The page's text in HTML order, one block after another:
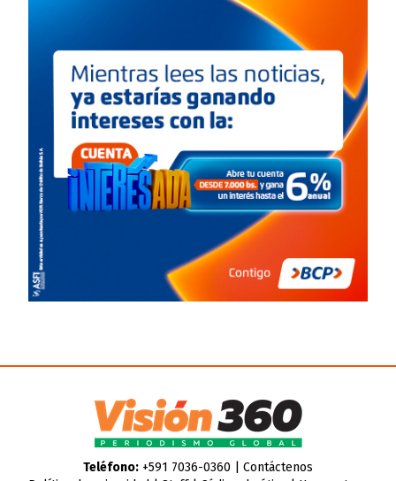
Teléfono:+591 7036-0360 | Contáctenos